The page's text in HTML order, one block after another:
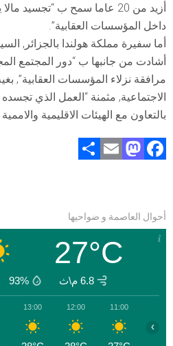
داخل المؤسسات العقابية”.
أما سفيرة مملكة هولندا بالجزائر,
أشادت من جانبها ب “دور المجتمع
مرافقة نزلاء المؤسسات العقابية”,
الاجتماعية, مثمنة “العمل الذي
بالتعاون مع الهيئات الاقليمية
F
b
o
M
o
d
o
E
l
e
أحوال العاصمة و ضواحيها
27°C
6.8 م\ث 93%
11:00
12:00
13:00
›